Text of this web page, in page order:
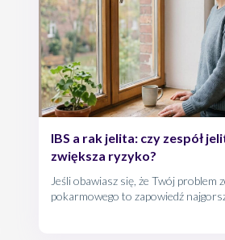
IBS a rak jelita: czy zespół
zwiększa ryzyko?
Jeśli obawiasz się, że Twój problem
pokarmowego to zapowiedź
odpowiedź brzmi: nie. Zespół jelita